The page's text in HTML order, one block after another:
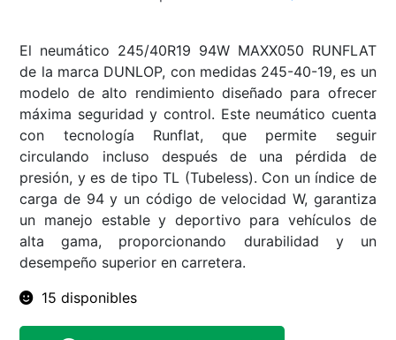
El neumático 245/40R19 94W MAXX050 RUNFLAT
de la marca DUNLOP, con medidas 245-40-19, es un
modelo de alto rendimiento diseñado para ofrecer
máxima seguridad y control. Este neumático cuenta
con tecnología Runflat, que permite seguir
circulando incluso después de una pérdida de
presión, y es de tipo TL (Tubeless). Con un índice de
carga de 94 y un código de velocidad W, garantiza
un manejo estable y deportivo para vehículos de
alta gama, proporcionando durabilidad y un
desempeño superior en carretera.
15 disponibles